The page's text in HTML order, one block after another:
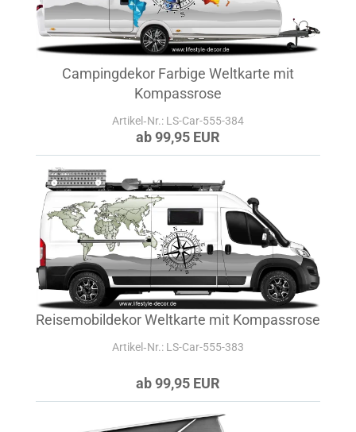
Campingdekor Farbige Weltkarte mit
Kompassrose
Artikel‑Nr.: LS-Car-555-384
ab 99,95 EUR
Reisemobildekor Weltkarte mit Kompassrose
Artikel‑Nr.: LS-Car-555-383
ab 99,95 EUR